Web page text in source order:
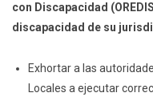
con Discapacidad
discapacidad de su
Exhortar a las
Locales a ejecutar